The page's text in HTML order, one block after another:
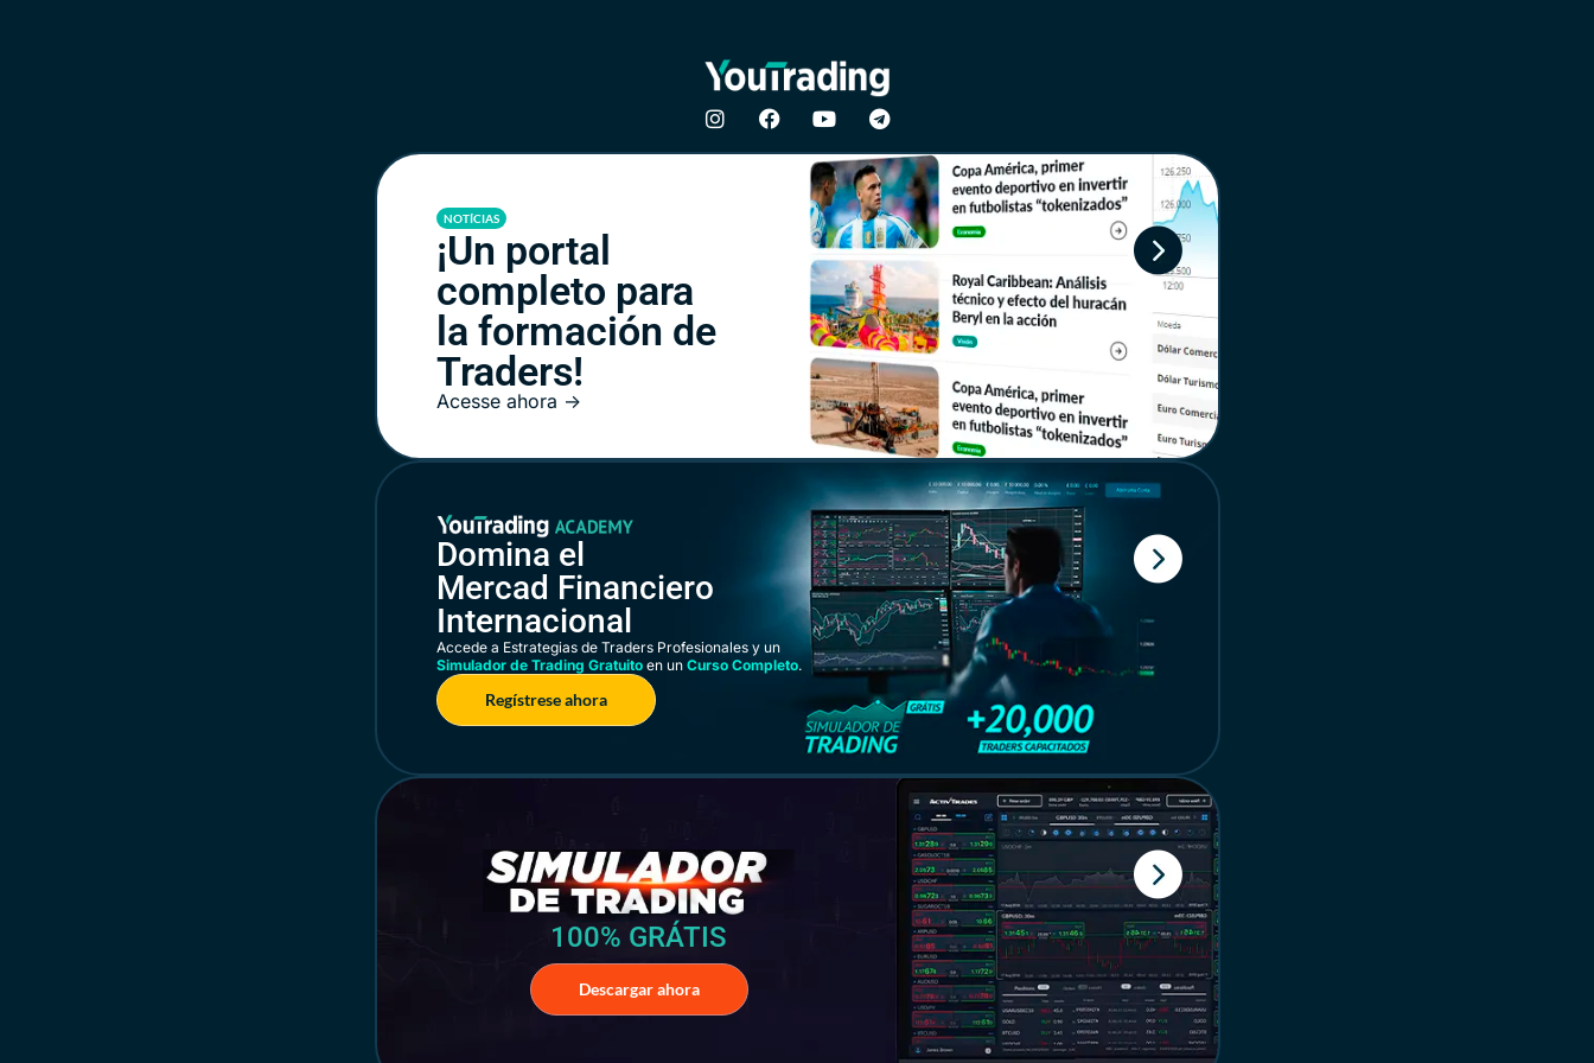
NOTÍCIAS
¡Un portal
completo para
la formación de
Traders!
Acesse ahora ->
Domina el
Mercad Financiero
Internacional
Accede a Estrategias de Traders Profesionales y un
Simulador de Trading Gratuitoen un Curso Completo.
Regístrese ahora
100% GRÁTIS
Descargar ahora